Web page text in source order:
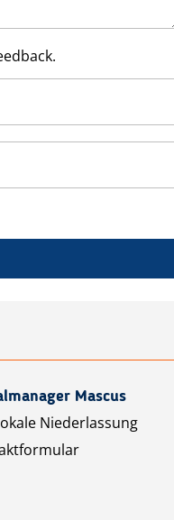
Mascus
Niederlassung